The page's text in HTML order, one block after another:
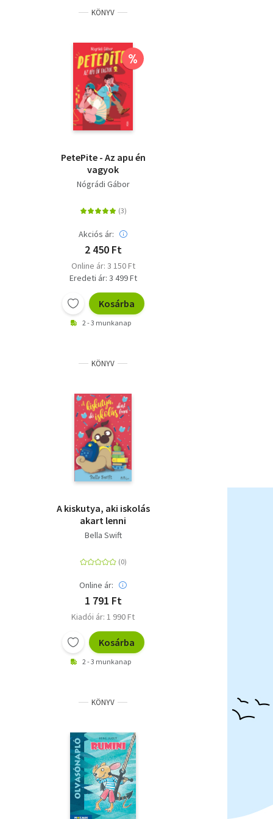
KÖNYV
%
PetePite - Az apu én
vagyok
Nógrádi Gábor
Akciós ár:
2 450 Ft
Online ár: 3 150 Ft
Eredeti ár: 3 499 Ft
Kosárba
2 - 3 munkanap
KÖNYV
A kiskutya, aki iskolás
akart lenni
Bella Swift
Online ár:
1 791 Ft
Kiadói ár: 1 990 Ft
Kosárba
2 - 3 munkanap
KÖNYV